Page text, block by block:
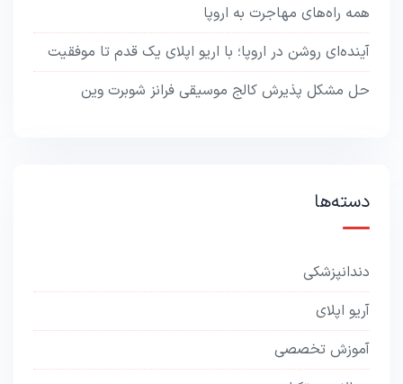
همه راه‌های مهاجرت به اروپا
آینده‌ای روشن در اروپا؛ با اریو اپلای یک قدم تا موفقیت
حل مشکل پذیرش کالج موسیقی فرانز شوبرت وین
دسته‌ها
دندانپزشکی
آریو اپلای
آموزش تخصصی